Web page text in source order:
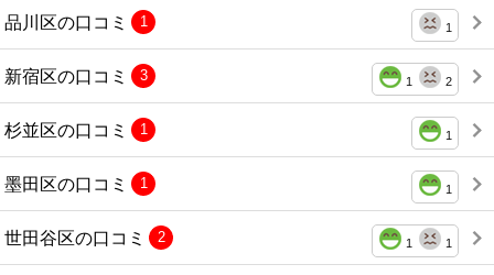
品川区の口コミ 1
1
新宿区の口コミ 1 2
3
杉並区の口コミ 1
1
墨田区の口コミ 1
1
世田谷区の口コミ 1 1
2